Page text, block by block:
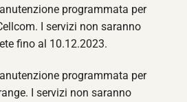
programmata per
I servizi non saranno
fino al 10.12.2023.
programmata per
I servizi non saranno